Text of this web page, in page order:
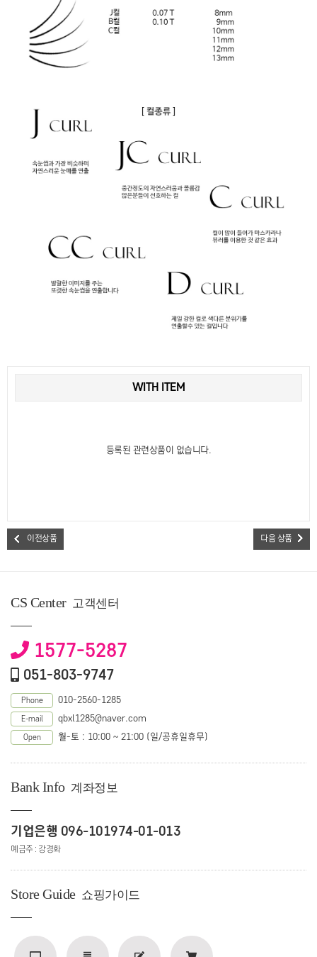
WITH ITEM
등록된 관련상품이 없습니다.
이전상품 다음 상품
CS Center 고객센터
1577-5287
051-803-9747
Phone 010-2560-1285
E-mail qbxl1285@naver.com
Open 월-토 : 10:00 ~ 21:00 (일/공휴일휴무)
Bank Info 계좌정보
기업은행 096-101974-01-013
예금주 : 강경화
Store Guide 쇼핑가이드